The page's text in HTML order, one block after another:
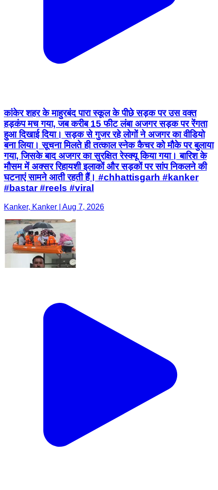
कांकेर शहर के माहुरबंद पारा स्कूल के पीछे सड़क पर उस वक्त
हड़कंप मच गया, जब करीब 15 फीट लंबा अजगर सड़क पर रेंगता
हुआ दिखाई दिया। सड़क से गुजर रहे लोगों ने अजगर का वीडियो
बना लिया। सूचना मिलते ही तत्काल स्नेक कैचर को मौके पर बुलाया
गया, जिसके बाद अजगर का सुरक्षित रेस्क्यू किया गया। बारिश के
मौसम में अक्सर रिहायशी इलाकों और सड़कों पर सांप निकलने की
घटनाएं सामने आती रहती हैं। #chhattisgarh #kanker
#bastar #reels #viral
Kanker, Kanker | Aug 7, 2026